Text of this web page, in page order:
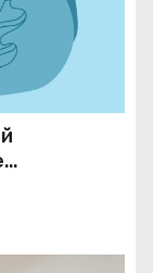
подходе